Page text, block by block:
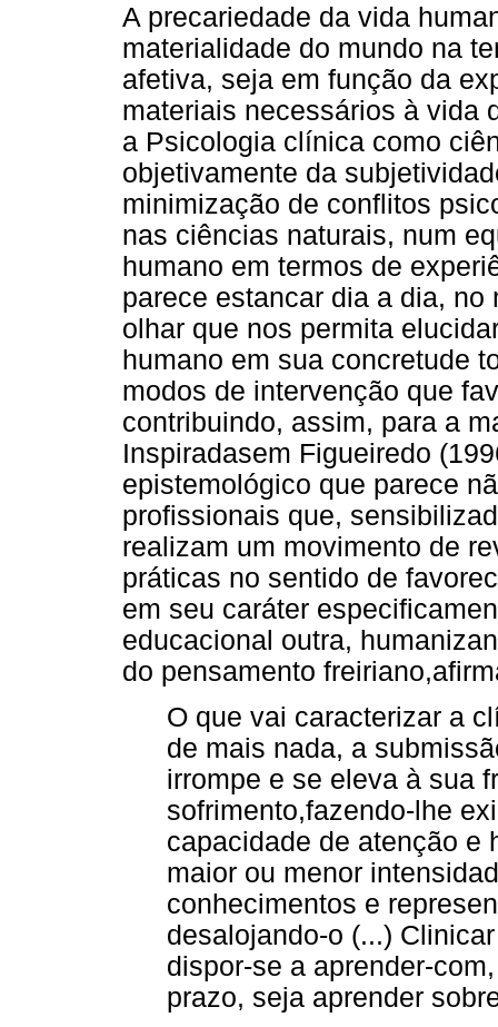
A precariedade da vida
materialidade do mundo na
afetiva, seja em função da
materiais necessários à vida
a Psicologia clínica como
objetivamente da
minimização de conflitos
nas ciências naturais, num
humano em termos de
parece estancar dia a dia,
olhar que nos permita
humano em sua concretude
modos de intervenção que
contribuindo, assim, para a
Inspiradasem Figueiredo
epistemológico que parece
profissionais que,
realizam um movimento de
práticas no sentido de
em seu caráter
educacional outra,
do pensamento
O que vai caracterizar a
de mais nada, a
irrompe e se eleva à sua
sofrimento,fazendo-lhe
capacidade de atenção e
maior ou menor
conhecimentos e
desalojando-o (...)
dispor-se a aprender-
prazo, seja aprender